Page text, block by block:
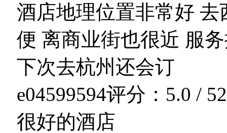
酒店地理位置非常好
便 离商业街也很近 服
下次去杭州还会订
e04599594评分：5.0 / 5
很好的酒店